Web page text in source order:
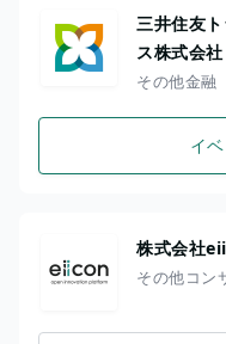
三井住友
ス株式会社
その他金融
イ
株式会社
その他コン